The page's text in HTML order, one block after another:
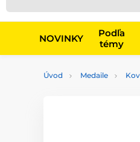
NOVINKY
Podľa
témy
Úvod Medaile